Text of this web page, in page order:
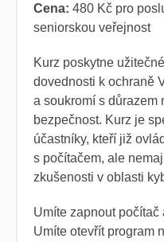
Cena: 480 Kč pro
seniorskou veřejnost
Kurz poskytne
dovednosti k ochraně
a soukromí s důrazem
bezpečnost. Kurz je
účastníky, kteří již
s počítačem, ale
zkušenosti v oblasti
Umíte zapnout
Umíte otevřít program